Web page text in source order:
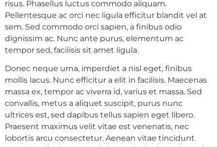
risus. Phasellus luctus commodo aliquam.
Pellentesque ac orci nec ligula efficitur blandit vel at
sem. Sed commodo orci sapien, a finibus odio
dignissim ac. Nunc ante purus, elementum ac
tempor sed, facilisis sit amet ligula.
Donec neque urna, imperdiet a nisl eget, finibus
mollis lacus. Nunc efficitur a elit in facilisis. Maecenas
massa ex, tempor ac viverra id, varius et massa. Sed
convallis, metus a aliquet suscipit, purus nunc
ultrices est, sed dapibus tellus sapien eget libero.
Praesent maximus velit vitae est venenatis, nec
lobortis arcu consectetur. Aenean vitae tincidunt